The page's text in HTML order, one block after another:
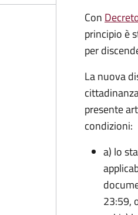
Con
principio è
per
La nuova
presente
condizioni:
a) lo
23:59,